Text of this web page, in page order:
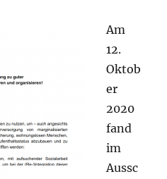
Am
12.
Oktob
er
2020
fand
im
Aussc